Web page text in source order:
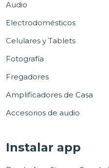
Audio
Electrodomésticos
Celulares y Tablets
Fotografía
Fregadores
Amplificadores de Casa
Accesorios de audio
Instalar app